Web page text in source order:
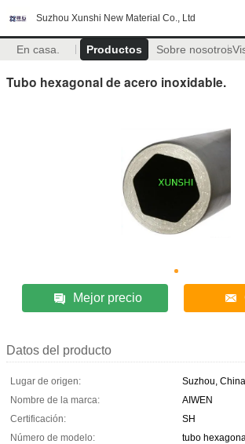
Suzhou Xunshi New Material Co., Ltd
En casa. Productos Sobre nosotros
Tubo hexagonal de acero inoxidable.
Mejor precio
Datos del producto
Lugar de origen:
Suzhou, China
Nombre de la marca:
AIWEN
Certificación:
SH
Número de modelo:
tubo